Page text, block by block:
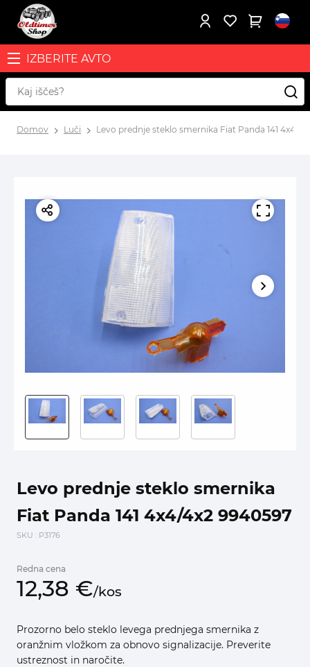
IZBERITE AVTO
Domov Luči Levo prednje steklo smernika Fiat Panda 141 4x4/
Levo prednje steklo smernika
Fiat Panda 141 4x4/4x2 9940597
SKU : P3176
Redna cena
12,38 €/kos
Prozorno belo steklo levega prednjega smernika z
oranžnim vložkom za obnovo signalizacije. Preverite
ustreznost in naročite.